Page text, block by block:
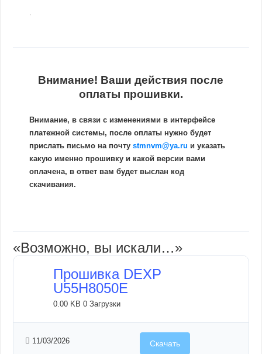
.
Внимание! Ваши действия после
оплаты прошивки.
Внимание, в связи с изменениями в интерфейсе
платежной системы, после оплаты нужно будет
прислать письмо на почтуstmnvm@ya.ru и указать
какую именно прошивку и какой версии вами
оплачена, в ответ вам будет выслан код
скачивания.
«Возможно, вы искали…»
Прошивка DEXP
U55H8050E
0.00 KB0 Загрузки
11/03/2026 Скачать